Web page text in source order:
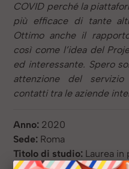
COVID perché la
più efficace di tante
Ottimo anche il
così come l’idea del
ed interessante. Spero
attenzione del
contatti tra le aziende
Anno: 2020
Sede: Roma
Titolo di studio: Laurea